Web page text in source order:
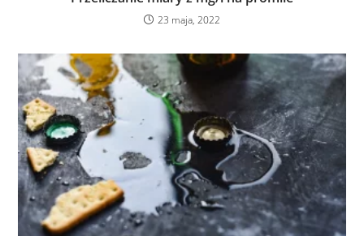
23 maja, 2022